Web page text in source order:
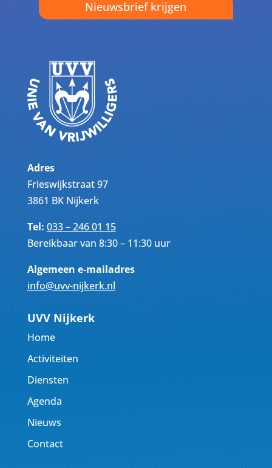
Nieuwsbrief krijgen
Adres
Frieswijkstraat 97
3861 BK Nijkerk
Tel:033 – 246 01 15
Bereikbaar van 8:30 – 11:30 uur
Algemeen e-mailadres
info@uvv-nijkerk.nl
UVV Nijkerk
Home
Activiteiten
Diensten
Agenda
Nieuws
Contact